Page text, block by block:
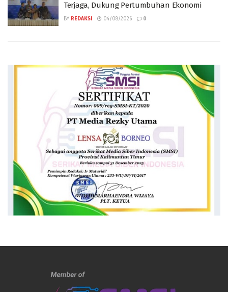
Terjaga, Dukung Pertumbuhan Ekonomi
BY REDAKSI 04/08/2026 0